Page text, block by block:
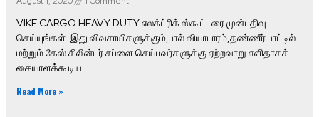
VIKE CARGO HEAVY DUTY எலக்ட்ரிக் ஸ்கூட்டரை முன்பதிவு
செய்யுங்கள். இது விவசாயிகளுக்கும்,பால் வியாபாரம்,தண்ணீர் பாட்டில்
மற்றும் கேஸ் சிலின்டர் சப்ளை செய்பவர்களுக்கு ஏற்றவாறு எளிதாகக்
கையாளக்கூடிய
Read More »